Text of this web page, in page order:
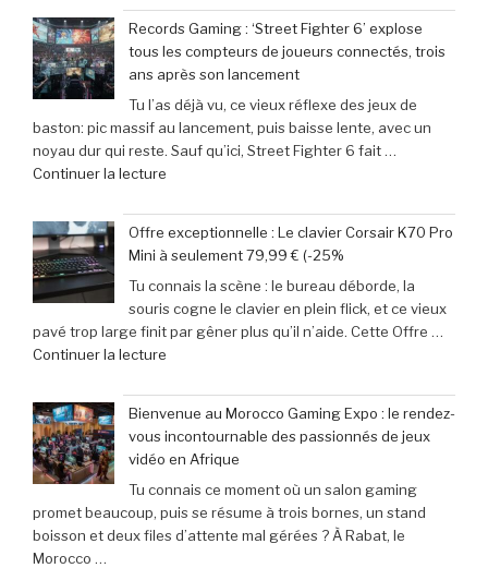
sur
les
films
parodiés
de
Get
Out
aventuriers
du
jeu
mobile
adoptent
la
Retroid
:
succès
phénoménal
grâce
à
une
Records Gaming : ‘Street Fighter 6’ explose
tous les compteurs de joueurs connectés, trois
ans après son lancement
Tu l’as déjà vu, ce vieux réflexe des jeux de
baston: pic massif au lancement, puis baisse lente, avec un
noyau dur qui reste. Sauf qu’ici, Street Fighter 6 fait …
Continuer la lecture
Gaming
‘Street
Fighter
6’
explose
compteurs
de
joueurs
connectés,
trois
ans
après
Offre exceptionnelle : Le clavier Corsair K70 Pro
Mini à seulement 79,99 € (-25%
Tu connais la scène : le bureau déborde, la
souris cogne le clavier en plein flick, et ce vieux
pavé trop large finit par gêner plus qu’il n’aide. Cette Offre …
Continuer la lecture
exceptionnelle
:
Le
clavier
Corsair
K70
Pro
Bienvenue au Morocco Gaming Expo : le rendez-
vous incontournable des passionnés de jeux
vidéo en Afrique
Tu connais ce moment où un salon gaming
promet beaucoup, puis se résume à trois bornes, un stand
boisson et deux files d’attente mal gérées ? À Rabat, le
Morocco …